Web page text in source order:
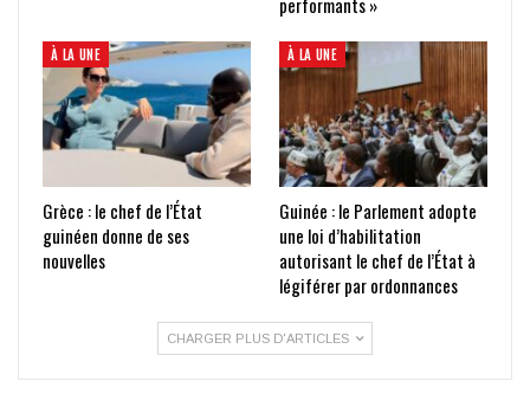
À LA UNE
Grèce : le chef de l’État
guinéen donne de ses
nouvelles
À LA UNE
Guinée : le Parlement adopte
une loi d’habilitation
autorisant le chef de l’État à
légiférer par ordonnances
CHARGER PLUS D'ARTICLES